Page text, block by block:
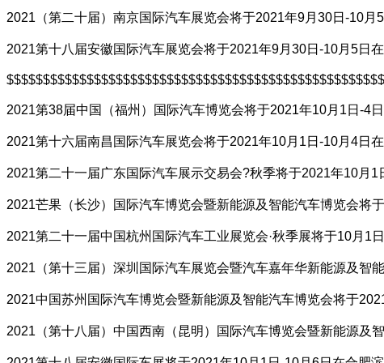
2021（第二十届）南京国际汽车展览会将于2021年9月30日-10月
2021第十八届安徽国际汽车展览会将于2021年9月30日-10月5日
2021第38届中国（福州）国际汽车博览会将于2021年10月1日-4
2021第十六届南昌国际汽车展览会将于2021年10月1日-10月4日
2021第二十一届广东国际汽车展示交易会?秋季将于2021年10月1
2021芒果（长沙）国际汽车博览会暨新能源及智能汽车博览会将
2021第二十一届中国杭州国际汽车工业展览会·秋季展将于10月1
2021（第十三届）深圳国际汽车展览会暨汽车嘉年华新能源及智
2021中国苏州国际汽车博览会暨新能源及智能汽车博览会将于
2021（第十八届）中国西南（昆明）国际汽车博览会暨新能源及